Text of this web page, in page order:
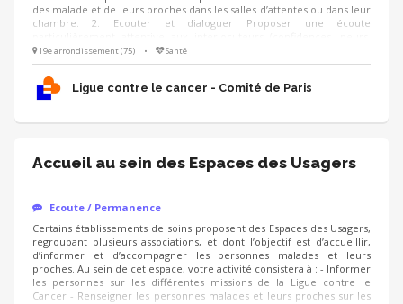
des malade et de leurs proches dans les salles d’attentes ou dans leur
chambre. 2. Ecouter et dialoguer Proposer une écoute
inquiétudes) Informer sur les activités offertes par la Ligue Savoir
orienter vers des personnes compétentes Savoir garder toute la
réserve nécessaire afin d’être accueilli et respecté par les équipes
soignantes
19e arrondissement (75) • Santé
Ligue contre le cancer - Comité de Paris
Accueil au sein des Espaces des Usagers
Ecoute / Permanence
Certains établissements de soins proposent des Espaces des Usagers,
regroupant plusieurs associations, et dont l’objectif est d’accueillir,
d’informer et d’accompagner les personnes malades et leurs
proches. Au sein de cet espace, votre activité consistera à : - Informer
les personnes sur les différentes missions de la Ligue contre le
Cancer - Renseigner les personnes malades et leurs proches sur les